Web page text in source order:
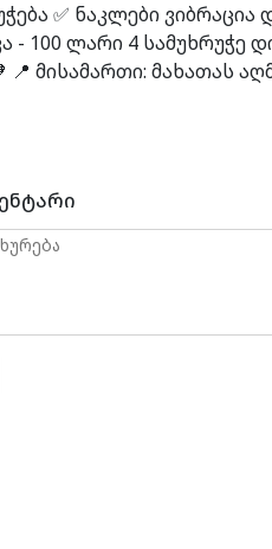
✅ ნაკლები ვიბრაცია
100 ლარი 4 სამუხრუჭე
მისამართი: მახათას